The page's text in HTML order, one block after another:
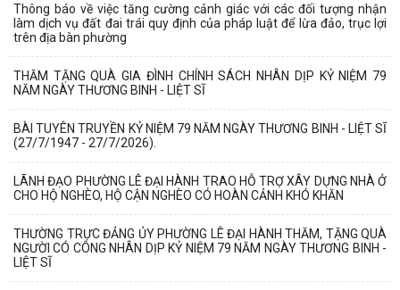
Thông báo về việc tăng cường cảnh giác với các đối tượng nhận
làm dịch vụ đất đai trái quy định của pháp luật để lừa đảo, trục lợi
trên địa bàn phường
THĂM TẶNG QUÀ GIA ĐÌNH CHÍNH SÁCH NHÂN DỊP KỶ NIỆM 79
NĂM NGÀY THƯƠNG BINH - LIỆT SĨ
BÀI TUYÊN TRUYỀN KỶ NIỆM 79 NĂM NGÀY THƯƠNG BINH - LIỆT SĨ
(27/7/1947 - 27/7/2026).
LÃNH ĐẠO PHƯỜNG LÊ ĐẠI HÀNH TRAO HỖ TRỢ XÂY DỰNG NHÀ Ở
CHO HỘ NGHÈO, HỘ CẬN NGHÈO CÓ HOÀN CẢNH KHÓ KHĂN
THƯỜNG TRỰC ĐẢNG ỦY PHƯỜNG LÊ ĐẠI HÀNH THĂM, TẶNG QUÀ
NGƯỜI CÓ CÔNG NHÂN DỊP KỶ NIỆM 79 NĂM NGÀY THƯƠNG BINH -
LIỆT SĨ